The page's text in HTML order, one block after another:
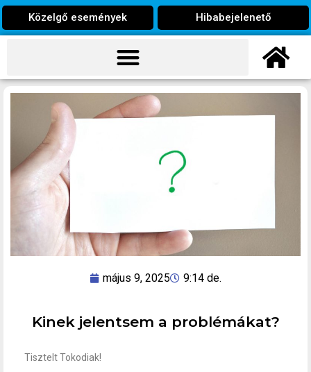
Közelgő események Hibabejelenető
május 9, 2025 9:14 de.
Kinek jelentsem a problémákat?
Tisztelt Tokodiak!